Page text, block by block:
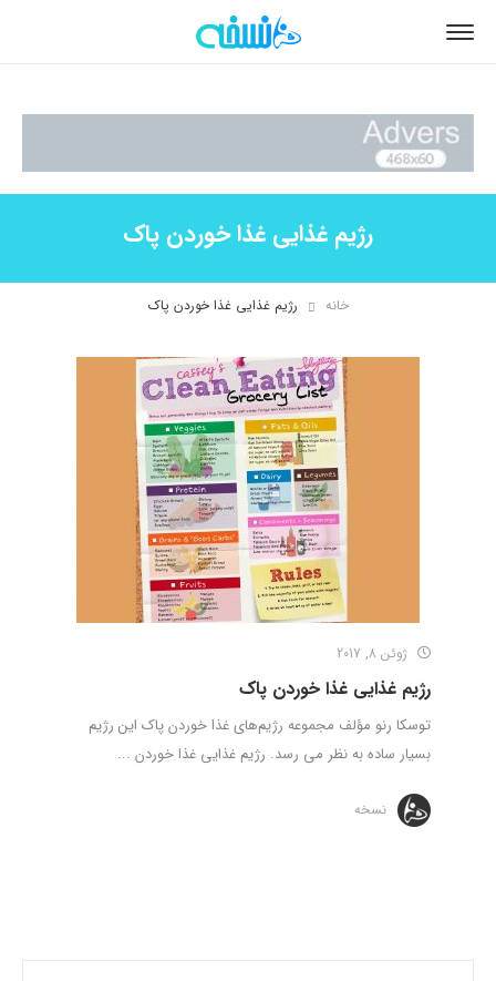
رژیم غذایی غذا خوردن پاک
خانه رژیم غذایی غذا خوردن پاک
ژوئن 8, 2017
رژیم غذایی غذا خوردن پاک
توسکا رنو مؤلف مجموعه رژیم‌های غذا خوردن پاک این رژیم
بسیار ساده به نظر می‌ رسد. رژیم غذایی غذا خوردن ...
نسخه